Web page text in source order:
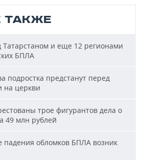
ТАКЖЕ
Татарстаном и еще 12 регионами
БПЛА
подростка предстанут перед
на церкви
трое фигурантов дела о
49 млн рублей
падения обломков БПЛА возник